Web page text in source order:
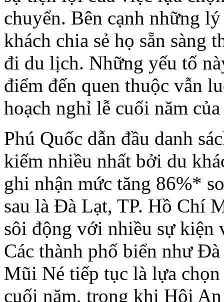
chuyển. Bên cạnh những
khách chia sẻ họ sẵn sàng
đi du lịch. Những yếu tố
điểm đến quen thuộc vẫn
hoạch nghỉ lễ cuối năm
Phú Quốc dẫn đầu danh
kiếm nhiều nhất bởi du
ghi nhận mức tăng 86%*
sau là Đà Lạt, TP. Hồ Chí
sôi động với nhiều sự kiện
Các thành phố biển như
Mũi Né tiếp tục là lựa
cuối năm, trong khi Hội